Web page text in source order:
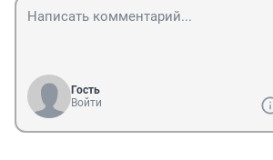
Гость
Войти